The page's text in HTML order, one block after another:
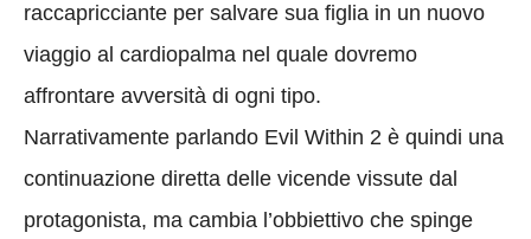
raccapricciante per salvare sua figlia in un nuovo
viaggio al cardiopalma nel quale dovremo
affrontare avversità di ogni tipo.
Narrativamente parlando Evil Within 2 è quindi una
continuazione diretta delle vicende vissute dal
protagonista, ma cambia l’obbiettivo che spinge